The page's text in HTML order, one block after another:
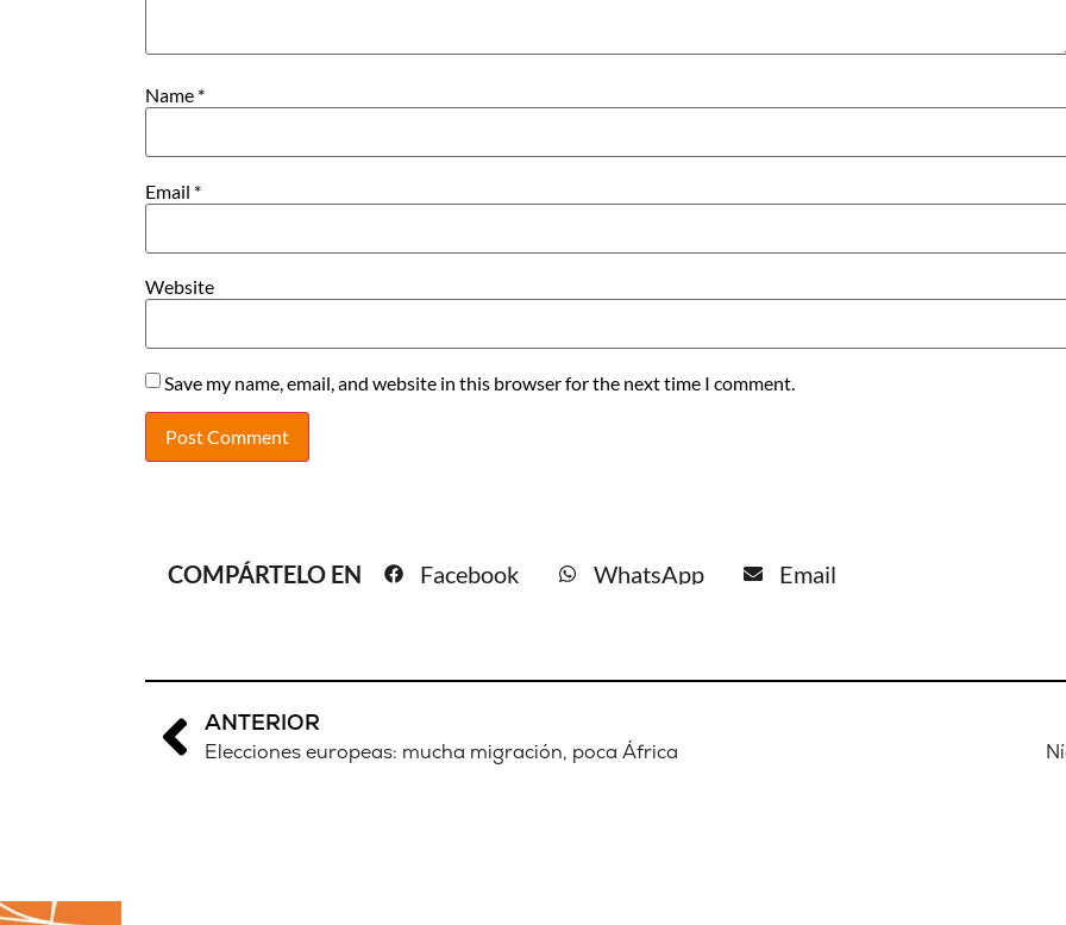
Name *
Email *
Website
Save my name, email, and website in this browser for the next time I comment.
COMPÁRTELO EN Facebook WhatsApp Email
ANTERIOR
Elecciones europeas: mucha migración, poca África